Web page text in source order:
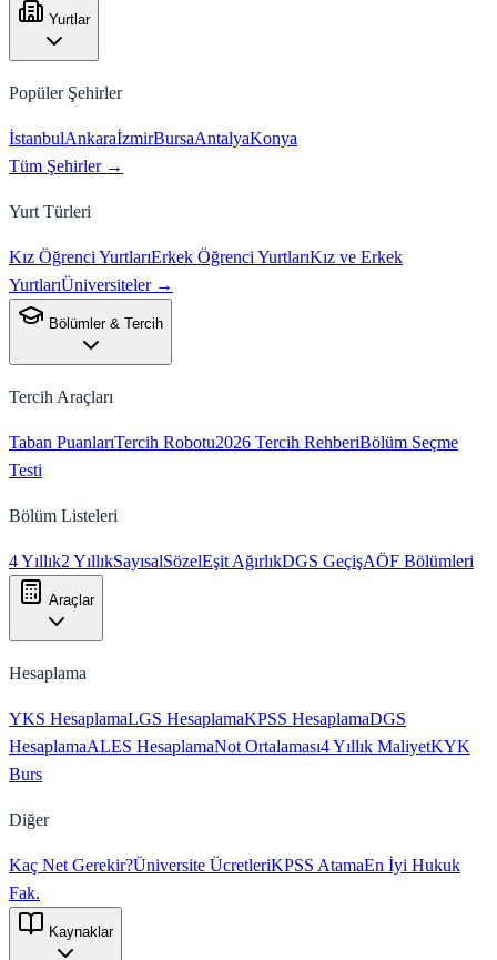
Yurtlar
Popüler Şehirler
İstanbulAnkaraİzmirBursaAntalyaKonya
Tüm Şehirler →
Yurt Türleri
Kız Öğrenci YurtlarıErkek Öğrenci YurtlarıKız ve Erkek
YurtlarıÜniversiteler →
Bölümler & Tercih
Tercih Araçları
Taban PuanlarıTercih Robotu2026 Tercih RehberiBölüm Seçme
Testi
Bölüm Listeleri
4 Yıllık2 YıllıkSayısalSözelEşit AğırlıkDGS GeçişAÖF Bölümleri
Araçlar
Hesaplama
YKS HesaplamaLGS HesaplamaKPSS HesaplamaDGS
HesaplamaALES HesaplamaNot Ortalaması4 Yıllık MaliyetKYK
Burs
Diğer
Kaç Net Gerekir?Üniversite ÜcretleriKPSS AtamaEn İyi Hukuk
Fak.
Kaynaklar